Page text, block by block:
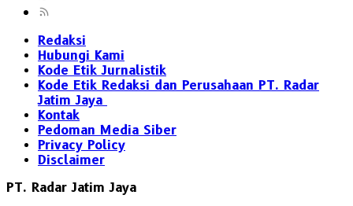
Redaksi
Hubungi Kami
Kode Etik Jurnalistik
Kode Etik Redaksi dan Perusahaan PT. Radar
Jatim Jaya
Kontak
Pedoman Media Siber
Privacy Policy
Disclaimer
PT. Radar Jatim Jaya